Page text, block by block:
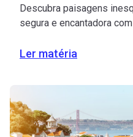
Descubra paisagens
segura e encantadora
Irlanda com tranquilidade
deslumbrantes. Fonte
Ler matéria